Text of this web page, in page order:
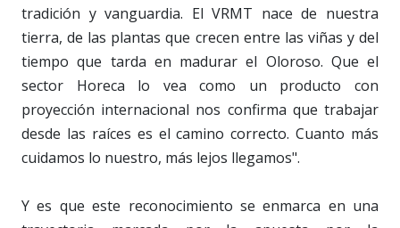
tradición y vanguardia. El VRMT nace de nuestra
tierra, de las plantas que crecen entre las viñas y del
tiempo que tarda en madurar el Oloroso. Que el
sector Horeca lo vea como un producto con
proyección internacional nos confirma que trabajar
desde las raíces es el camino correcto. Cuanto más
cuidamos lo nuestro, más lejos llegamos".
Y es que este reconocimiento se enmarca en una